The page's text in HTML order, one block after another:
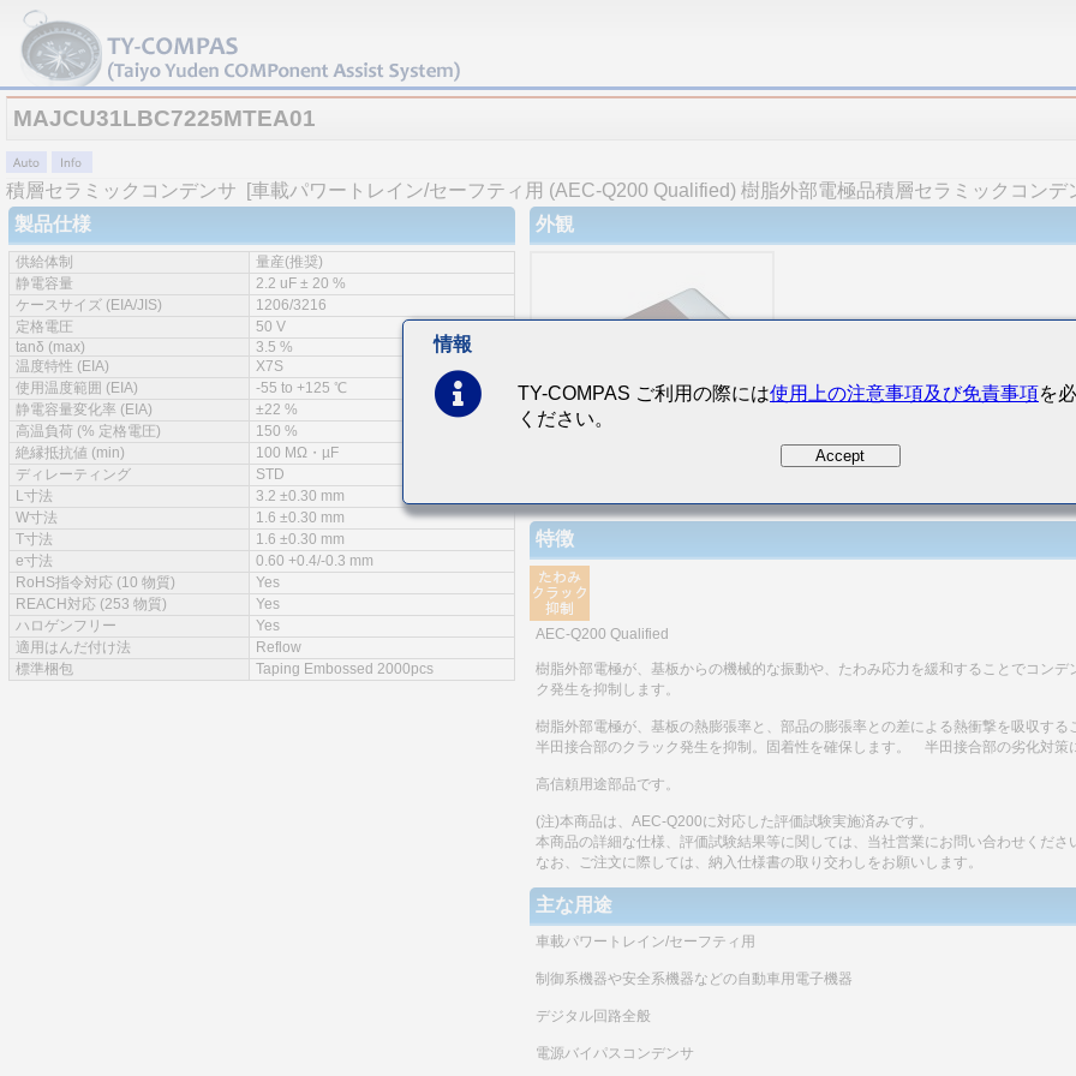
MAJCU31LBC7225MTEA01
積層セラミックコンデンサ
[車載パワートレイン/セーフティ用 (AEC-Q200 Qualified) 樹脂外部電極品積層セラミックコンデ
製品仕様
供給体制
量産(推奨)
静電容量
2.2 uF ± 20 %
ケースサイズ (EIA/JIS)
1206/3216
定格電圧
50 V
tanδ (max)
3.5 %
温度特性 (EIA)
X7S
使用温度範囲 (EIA)
-55 to +125 ℃
静電容量変化率 (EIA)
±22 %
高温負荷 (% 定格電圧)
150 %
絶縁抵抗値 (min)
100 MΩ・µF
ディレーティング
STD
L寸法
3.2 ±0.30 mm
W寸法
1.6 ±0.30 mm
T寸法
1.6 ±0.30 mm
e寸法
0.60 +0.4/-0.3 mm
RoHS指令対応 (10 物質)
Yes
REACH対応 (253 物質)
Yes
ハロゲンフリー
Yes
適用はんだ付け法
Reflow
標準梱包
Taping Embossed 2000pcs
外観
特徴
AEC-Q200 Qualified
樹脂外部電極が、基板からの機械的な振動や、たわみ応力を緩和することでコンデ
ク発生を抑制します。
樹脂外部電極が、基板の熱膨張率と、部品の膨張率との差による熱衝撃を吸収する
半田接合部のクラック発生を抑制。固着性を確保します。 半田接合部の劣化対策
高信頼用途部品です。
(注)本商品は、AEC-Q200に対応した評価試験実施済みです。
本商品の詳細な仕様、評価試験結果等に関しては、当社営業にお問い合わせくださ
なお、ご注文に際しては、納入仕様書の取り交わしをお願いします。
主な用途
車載パワートレイン/セーフティ用
制御系機器や安全系機器などの自動車用電子機器
デジタル回路全般
電源バイパスコンデンサ
情報
TY-COMPAS ご利用の際には使用上の注意事項及び免責事項を
ください。
Accept